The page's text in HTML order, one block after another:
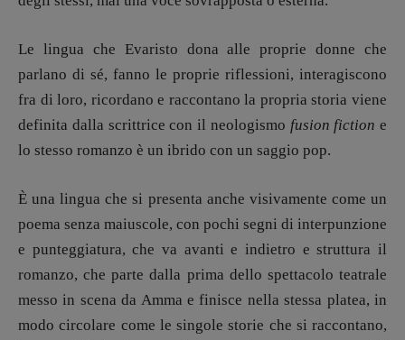
Copyright © 2018 – 2023 Pulp Magazine –
Associazione Pulp Magazine – registrazione
Tribunale Milano n° 5864/2023 – cod. fis.
Le lingua che Evaristo dona alle proprie donne che
parlano di sé, fanno le proprie riflessioni, interagiscono
fra di loro, ricordano e raccontano la propria storia viene
definita dalla scrittrice con il neologismo fusion fiction e
lo stesso romanzo è un ibrido con un saggio pop.
È una lingua che si presenta anche visivamente come un
poema senza maiuscole, con pochi segni di interpunzione
e punteggiatura, che va avanti e indietro e struttura il
romanzo, che parte dalla prima dello spettacolo teatrale
messo in scena da Amma e finisce nella stessa platea, in
modo circolare come le singole storie che si raccontano,